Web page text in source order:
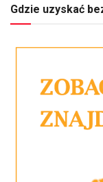
Gdzie uzyskać